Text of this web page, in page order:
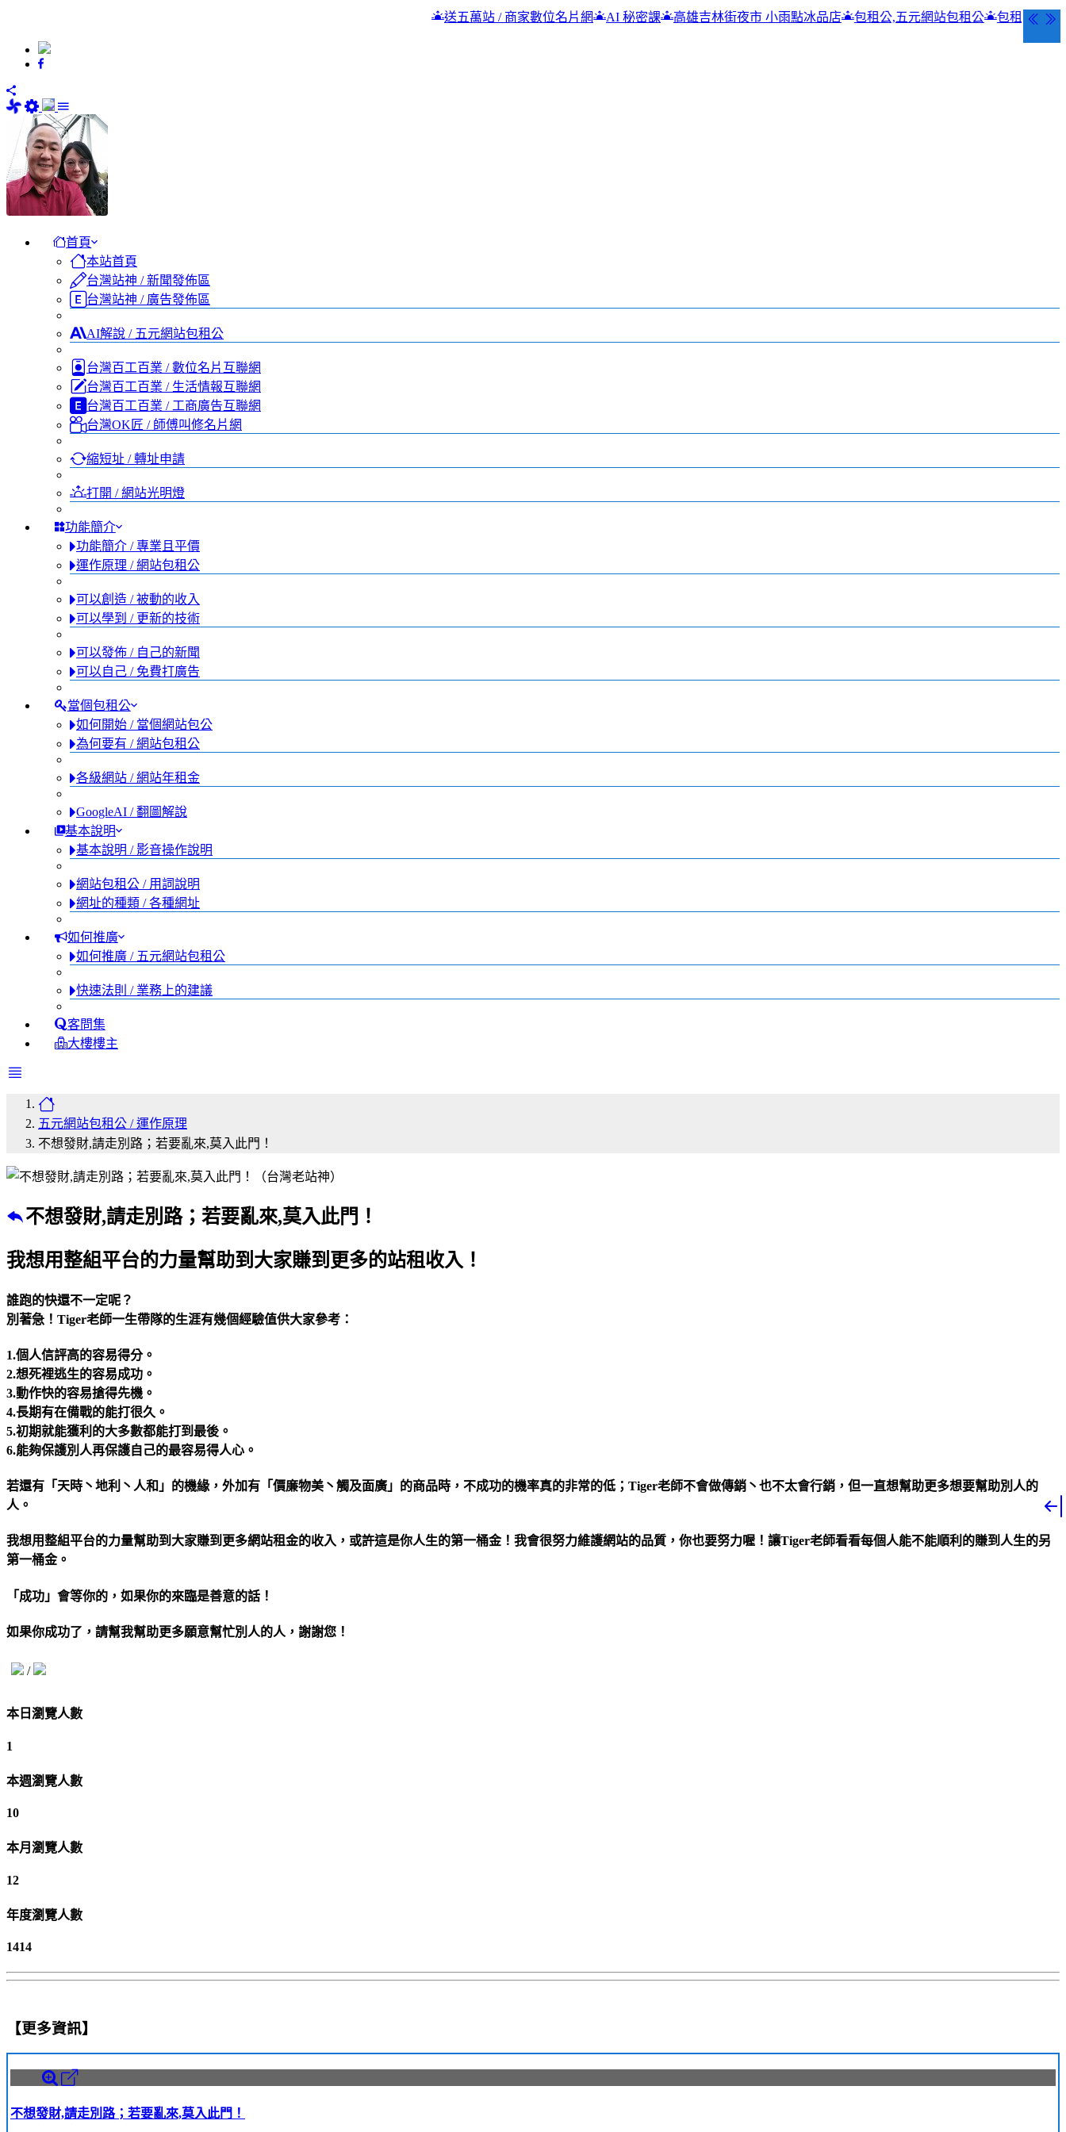
送五萬站 / 商家數位名片網 AI 秘密課 高雄吉林街夜市 小雨點冰品店 包租公,五元網站包租公 包租公
首頁
本站首頁
台灣站神 / 新聞發佈區
台灣站神 / 廣告發佈區
AI解說 / 五元網站包租公
台灣百工百業 / 數位名片互聯網
台灣百工百業 / 生活情報互聯網
台灣百工百業 / 工商廣告互聯網
台灣OK匠 / 師傅叫修名片網
縮短址 / 轉址申請
打開 / 網站光明燈
功能簡介
功能簡介 / 專業且平價
運作原理 / 網站包租公
可以創造 / 被動的收入
可以學到 / 更新的技術
可以發佈 / 自己的新聞
可以自己 / 免費打廣告
當個包租公
如何開始 / 當個網站包公
為何要有 / 網站包租公
各級網站 / 網站年租金
GoogleAI / 翻圖解說
基本說明
基本說明 / 影音操作說明
網站包租公 / 用詞說明
網址的種類 / 各種網址
如何推廣
如何推廣 / 五元網站包租公
快速法則 / 業務上的建議
客問集
大樓樓主
五元網站包租公 / 運作原理
不想發財,請走別路；若要亂來,莫入此門！
不想發財,請走別路；若要亂來,莫入此門！
我想用整組平台的力量幫助到大家賺到更多的站租收入！
誰跑的快還不一定呢？
別著急！Tiger老師一生帶隊的生涯有幾個經驗值供大家參考：
1.個人信評高的容易得分。
2.想死裡逃生的容易成功。
3.動作快的容易搶得先機。
4.長期有在備戰的能打很久。
5.初期就能獲利的大多數都能打到最後。
6.能夠保護別人再保護自己的最容易得人心。
若還有「天時丶地利丶人和」的機緣，外加有「價廉物美丶觸及面廣」的商品時，不成功的機率真的非常的低；Tiger老師不會做傳銷丶也不太會行銷，但一直想幫助更多想要幫助別人的
人。
我想用整組平台的力量幫助到大家賺到更多網站租金的收入，或許這是你人生的第一桶金！我會很努力維護網站的品質，你也要努力喔！讓Tiger老師看看每個人能不能順利的賺到人生的另
第一桶金。
「成功」會等你的，如果你的來臨是善意的話！
如果你成功了，請幫我幫助更多願意幫忙別人的人，謝謝您！
/
本日瀏覽人數
1
本週瀏覽人數
10
本月瀏覽人數
12
年度瀏覽人數
1414
【更多資訊】
不想發財,請走別路；若要亂來,莫入此門！